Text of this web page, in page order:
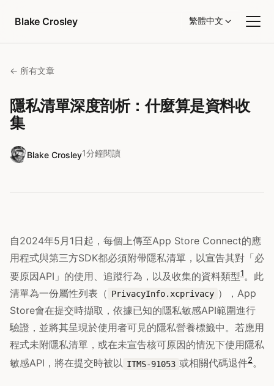
Blake Crosley
繁體中文
← 所有文章
隱私清單深度剖析：什麼算是資料收
集
Blake Crosley1分鐘閱讀
自2024年5月1日起，每個上傳至App Store Connect的應
用程式與第三方SDK都必須附帶隱私清單，以宣告其對「必
要原因API」的使用、追蹤行為，以及收集的資料類型1。此
清單為一份屬性列表（ PrivacyInfo.xcprivacy ），App
Store會在提交時擷取，依據已知的隱私敏感API範圍進行
驗證，並將其呈現於使用者可見的隱私營養標籤中。若應用
程式未附隱私清單，或在未宣告核可原因的情況下使用隱私
敏感API，將在提交時被以 ITMS-91053 或相關代碼退件2。